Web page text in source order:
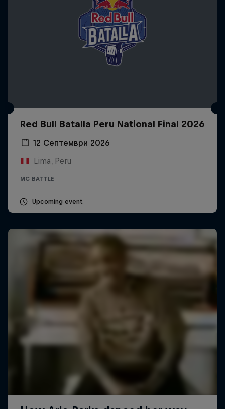
Red Bull Batalla Peru National Final 2026
12 Септември 2026
Lima, Peru
MC BATTLE
Upcoming event